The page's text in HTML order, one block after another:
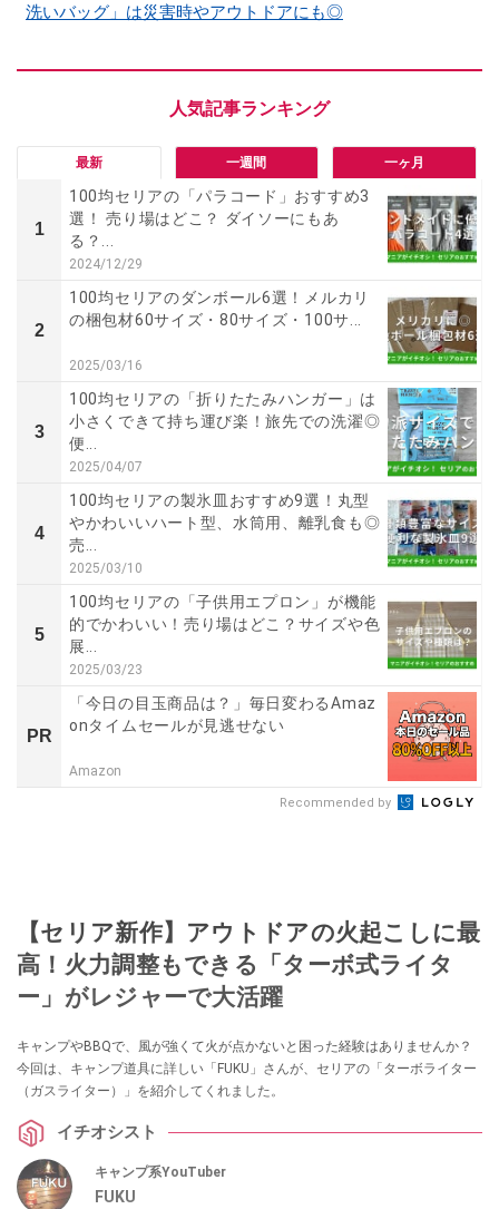
洗いバッグ」は災害時やアウトドアにも◎
最新 一週間 一ヶ月
1
100均セリアの「パラコード」おすすめ3
選！ 売り場はどこ？ ダイソーにもあ
る？...
2024/12/29
2
100均セリアのダンボール6選！メルカリ
の梱包材60サイズ・80サイズ・100サ...
2025/03/16
3
100均セリアの「折りたたみハンガー」は
小さくできて持ち運び楽！旅先での洗濯◎
便...
2025/04/07
4
100均セリアの製氷皿おすすめ9選！丸型
やかわいいハート型、水筒用、離乳食も◎
売...
2025/03/10
5
100均セリアの「子供用エプロン」が機能
的でかわいい！売り場はどこ？サイズや色
展...
2025/03/23
PR
「今日の目玉商品は？」毎日変わるAmaz
onタイムセールが見逃せない
Amazon
Recommended by
【セリア新作】アウトドアの火起こしに最
高！火力調整もできる「ターボ式ライタ
ー」がレジャーで大活躍
キャンプやBBQで、風が強くて火が点かないと困った経験はありませんか？
今回は、キャンプ道具に詳しい「FUKU」さんが、セリアの「ターボライター
（ガスライター）」を紹介してくれました。
イチオシスト
キャンプ系YouTuber
FUKU